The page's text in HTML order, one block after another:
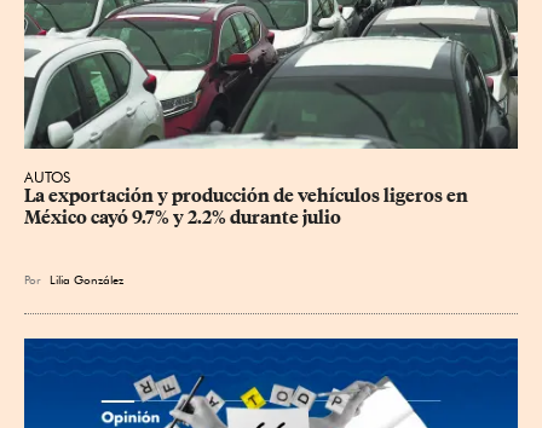
AUTOS
La exportación y producción de vehículos ligeros en
México cayó 9.7% y 2.2% durante julio
Por Lilia González